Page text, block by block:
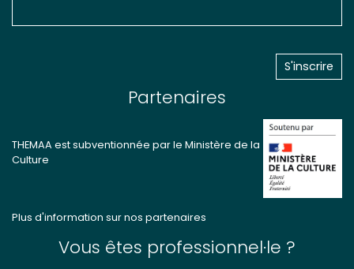
Partenaires
THEMAA est subventionnée par le Ministère de la
Culture
Plus d'information sur nos partenaires
Vous êtes professionnel·le ?